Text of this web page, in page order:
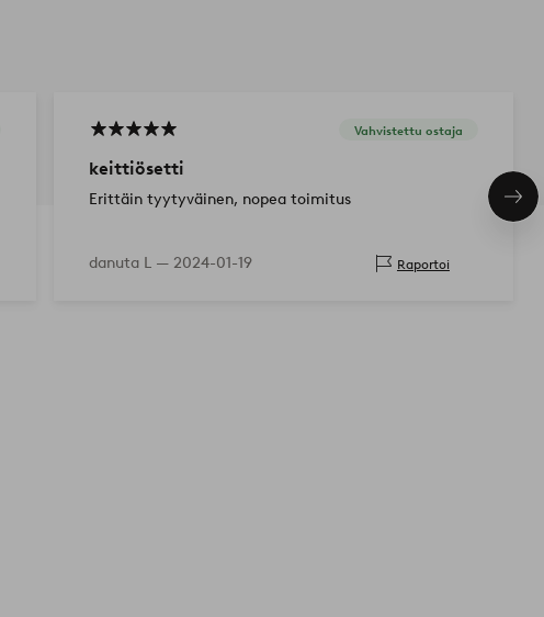
Vahvistettu ostaja
keittiösetti
Erittäin tyytyväinen, nopea toimitus
danuta L — 2024-01-19 Raportoi